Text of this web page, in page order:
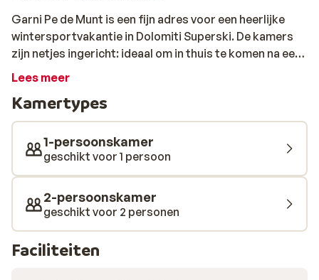
Garni Pe de Munt is een fijn adres voor een heerlijke
wintersportvakantie in Dolomiti Superski. De kamers
zijn netjes ingericht: ideaal om in thuis te komen na een
dagje skiën. Het hotel ligt op ongeveer 500 meter van
stappen, die je, op vertoon van je skipas, gratis in korte
tijd naar de skipistes brengt! Heb je zin om na een dagje
in de sneeuw nog even tot rust te komen, dan kan dat in
Hotel Monte Paraccia, op circa 80 meter. Dit hotel
heeft o.a. een sauna, jacuzzi en Turks stoombad. Of
drink samen een drankje in de bar, dat is altijd gezellig
na een dag op de latten!
Lees meer
Kamertypes
1-persoonskamer
geschikt voor 1 persoon
2-persoonskamer
geschikt voor 2 personen
Faciliteiten